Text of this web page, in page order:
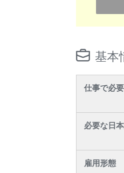
基本
仕事で必
必要な日
雇用形態